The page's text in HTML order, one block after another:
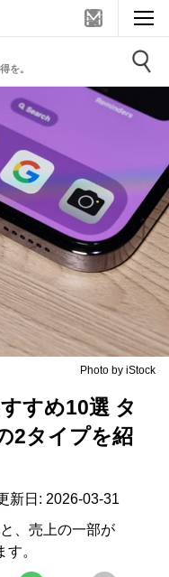
を。
Photo by iStock
すめ10選 タ
2タイプを紹
新日: 2026-03-31
、売上の一部が
。